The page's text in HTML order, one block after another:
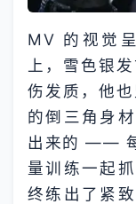
MV 的视觉
上，雪色银
伤发质，他
的倒三角身
出来的 ——
量训练一起
终练出了紧